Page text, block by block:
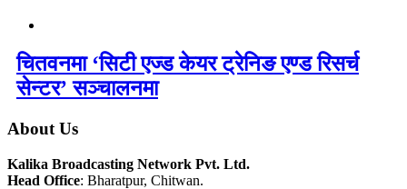
चितवनमा ‘सिटी एज्ड केयर ट्रेनिङ एण्ड रिसर्च
सेन्टर’ सञ्चालनमा
About Us
Kalika Broadcasting Network Pvt. Ltd.
Head Office: Bharatpur, Chitwan.